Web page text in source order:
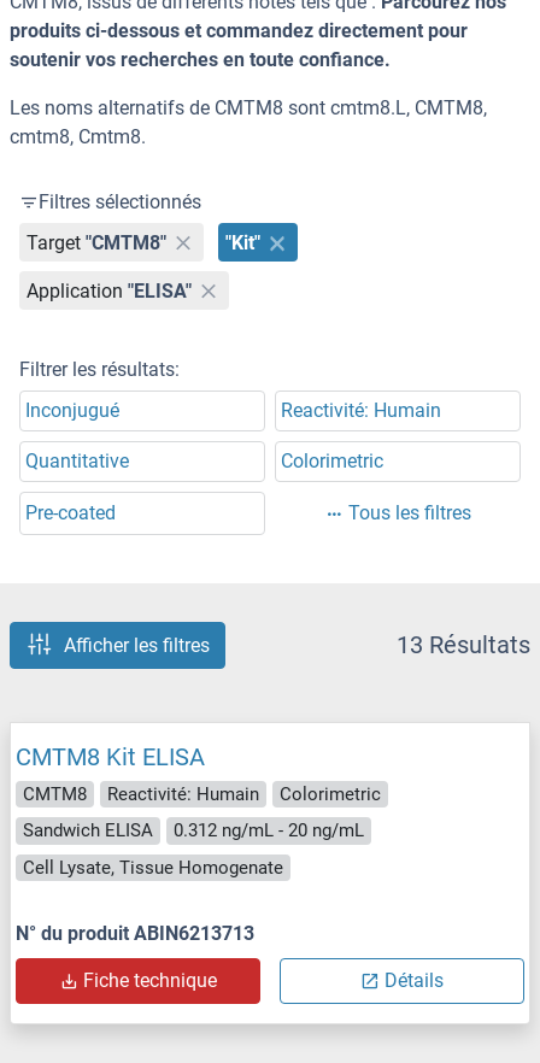
produits ci-dessous et commandez directement pour
soutenir vos recherches en toute confiance.
Les noms alternatifs de CMTM8 sont cmtm8.L, CMTM8,
cmtm8, Cmtm8.
Filtres sélectionnés
Target "CMTM8" "Kit"
Application "ELISA"
Filtrer les résultats:
Inconjugué
Reactivité: Humain
Quantitative Colorimetric
Pre-coated Tous les filtres
Afficher les filtres 13 Résultats
CMTM8 Kit ELISA
CMTM8 Reactivité: Humain
Colorimetric
Sandwich ELISA
0.312 ng/mL - 20 ng/mL
Cell Lysate, Tissue Homogenate
N° du produit ABIN6213713
Fiche technique Détails